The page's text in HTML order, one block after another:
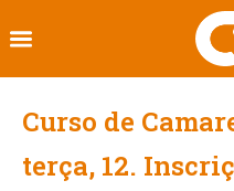
Curso de
terça, 12.